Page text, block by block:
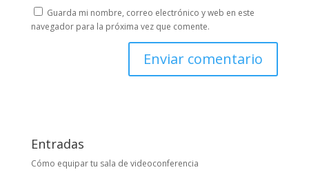
Guarda mi nombre, correo electrónico y web en este
navegador para la próxima vez que comente.
Entradas
Cómo equipar tu sala de videoconferencia